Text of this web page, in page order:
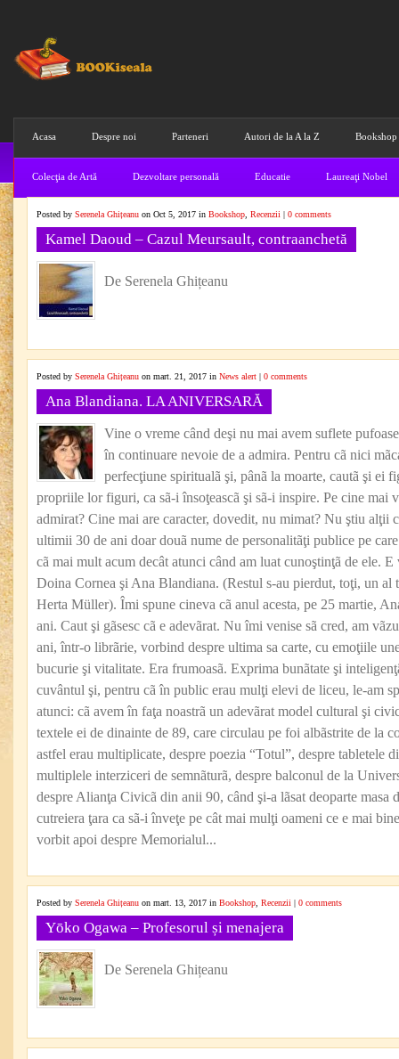
Acasa Despre noi Parteneri Autori de la A la Z Bookshop
Colecţia de Artă Dezvoltare personală Educatie Laureaţi Nobel
Posted by Serenela Ghițeanu on Oct 5, 2017 in Bookshop Recenzii | 0 comments
Kamel Daoud – Cazul Meursault, contraanchetă
De Serenela Ghițeanu
Posted by Serenela Ghițeanu on mart. 21, 2017 in News alert | 0 comments
Ana Blandiana. LA ANIVERSARĂ
Vine o vreme când deşi nu mai avem suflete
în continuare nevoie de a admira. Pentru cã nici
perfecţiune spiritualã şi, pânã la moarte, cautã şi ei
propriile lor figuri, ca sã-i însoţeascã şi sã-i inspire. Pe cine mai
admirat? Cine mai are caracter, dovedit, nu mimat? Nu ştiu alţii
ultimii 30 de ani doar douã nume de personalitãţi publice pe
cã mai mult acum decât atunci când am luat cunoştinţã de ele.
Doina Cornea şi Ana Blandiana. (Restul s-au pierdut, toţi, un al
Herta Müller). Îmi spune cineva cã anul acesta, pe 25 martie,
ani. Caut şi gãsesc cã e adevãrat. Nu îmi venise sã cred, am
ani, într-o librãrie, vorbind despre ultima sa carte, cu emoţiile
bucurie şi vitalitate. Era frumoasã. Exprima bunãtate şi
cuvântul şi, pentru cã în public erau mulţi elevi de liceu, le-am
atunci: cã avem în faţa noastrã un adevãrat model cultural şi
textele ei de dinainte de 89, care circulau pe foi albãstrite de la
astfel erau multiplicate, despre poezia “Totul”, despre tabletele
multiplele interziceri de semnãturã, despre balconul de la
despre Alianţa Civicã din anii 90, când şi-a lãsat deoparte masa
cutreiera ţara ca sã-i înveţe pe cât mai mulţi oameni ce e mai
vorbit apoi despre Memorialul...
Posted by Serenela Ghițeanu on mart. 13, 2017 in Bookshop Recenzii | 0 comments
Yōko Ogawa – Profesorul și menajera
De Serenela Ghițeanu